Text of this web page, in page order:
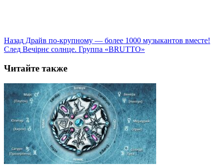
Назад Драйв по-крупному — более 1000 музыкантов вместе!
След Вечірнє солнце. Группа «BRUTTO»
Читайте также